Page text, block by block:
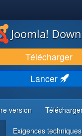
Joomla!
Télécharger
Lancer
version
Exigences techniques